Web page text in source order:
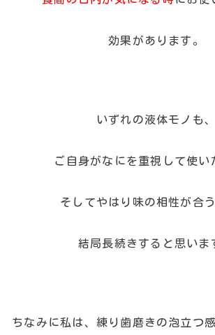
効果があります。
いずれの液体モノも、
ご自身がなにを重視して使い
そしてやはり味の相性が合
結局長続きすると思いま
ちなみに私は、練り歯磨きの泡立つ